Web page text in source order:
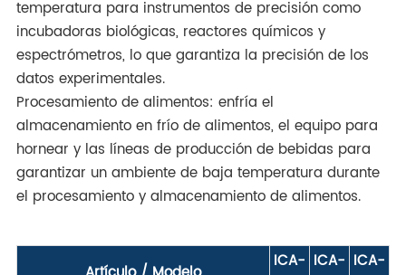
temperatura para instrumentos de precisión como
incubadoras biológicas, reactores químicos y
espectrómetros, lo que garantiza la precisión de los
datos experimentales.
Procesamiento de alimentos: enfría el
almacenamiento en frío de alimentos, el equipo para
hornear y las líneas de producción de bebidas para
garantizar un ambiente de baja temperatura durante
el procesamiento y almacenamiento de alimentos.
ICA- ICA- ICA-